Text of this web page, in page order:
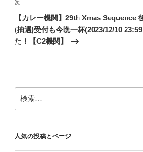
ー
シ
ョ
ン
次
の
投
稿
次
【カレー機関】29th Xmas Sequence
(抽選)受付も今晩一杯(2023/12/10
た！【C2機関】
索:
人気の投稿とページ